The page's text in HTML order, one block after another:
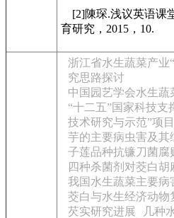
[2]陳琛.浅议英语课
育研究，2015，10.
浙江省水生蔬菜产业
究思路探讨
中国园艺学会水生蔬
“十二五”国家科技支
技术研究与示范”项
芋的主要病虫害及其
子莲品种抗镰刀菌腐
四种杀菌剂对茭白
我国水生蔬菜主要病
茭白与水生经济动物
芡实研究进展
几种